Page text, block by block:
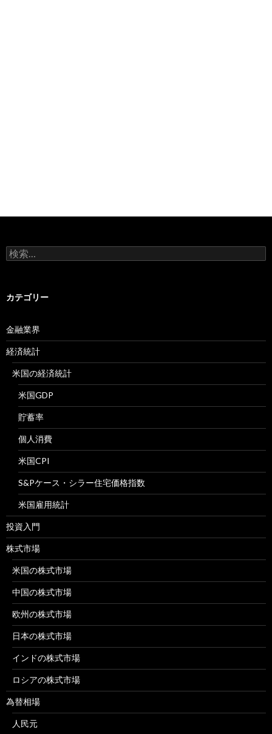
検
索:
カテゴリー
金融業界
経済統計
米国の経済統計
米国GDP
貯蓄率
個人消費
米国CPI
S&Pケース・シラー住宅価格指数
米国雇用統計
投資入門
株式市場
米国の株式市場
中国の株式市場
欧州の株式市場
日本の株式市場
インドの株式市場
ロシアの株式市場
為替相場
人民元